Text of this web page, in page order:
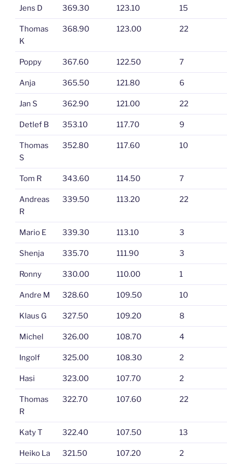
Jens D 369.30 123.10 15
Thomas
K
368.90 123.00 22
Poppy 367.60 122.50 7
Anja 365.50 121.80 6
Jan S 362.90 121.00 22
Detlef B 353.10 117.70 9
Thomas
S
352.80 117.60 10
Tom R 343.60 114.50 7
Andreas
R
339.50 113.20 22
Mario E 339.30 113.10 3
Shenja 335.70 111.90 3
Ronny 330.00 110.00 1
Andre M 328.60 109.50 10
Klaus G 327.50 109.20 8
Michel 326.00 108.70 4
Ingolf 325.00 108.30 2
Hasi 323.00 107.70 2
Thomas
R
322.70 107.60 22
Katy T 322.40 107.50 13
Heiko La 321.50 107.20 2